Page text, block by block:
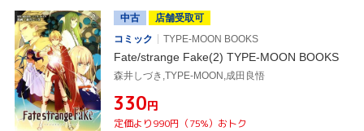
中古
店舗受取可
コミック
TYPE-MOON BOOKS
Fate/strange Fake(2) TYPE-MOON BOOKS
森井しづき,TYPE-MOON,成田良悟
¥330円
定価より990円（75%）おトク